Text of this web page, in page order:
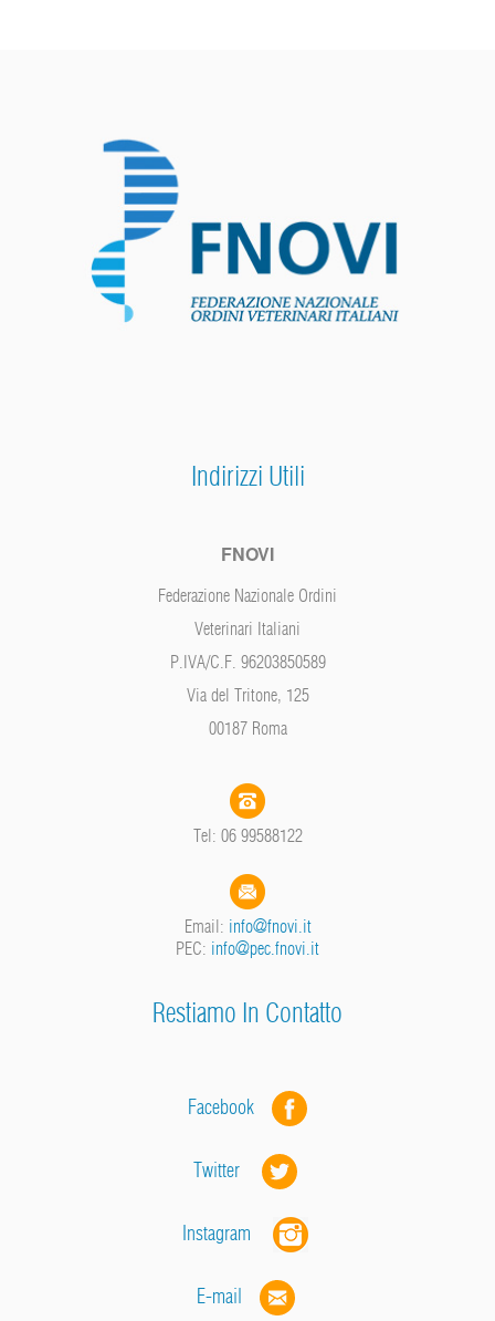
Indirizzi Utili
FNOVI
Federazione Nazionale Ordini
Veterinari Italiani
P.IVA/C.F. 96203850589
Via del Tritone, 125
00187 Roma
Tel: 06 99588122
Email: info@fnovi.it
PEC: info@pec.fnovi.it
Restiamo In Contatto
Facebook
Twitter
Instagram
E-mail